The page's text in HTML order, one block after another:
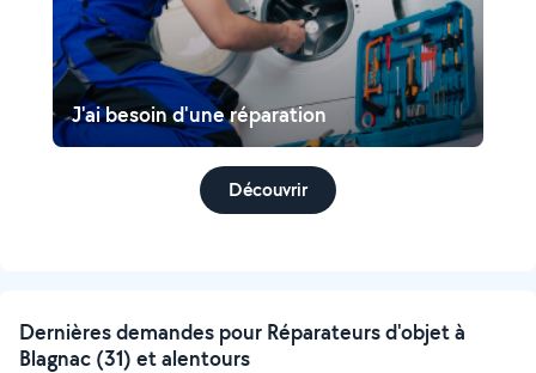
J'ai besoin d'une réparation
Découvrir
Dernières demandes pour Réparateurs d'objet à
Blagnac (31) et alentours